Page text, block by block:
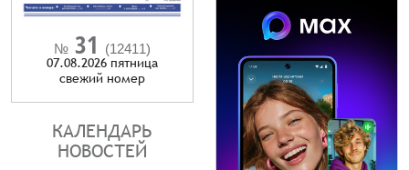
№ 31 (12411)
07.08.2026 пятница
cвежий номер
КАЛЕНДАРЬ
НОВОСТЕЙ